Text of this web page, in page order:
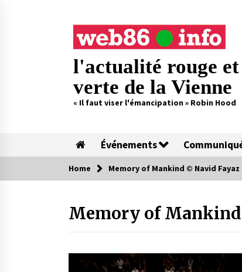
l'actualité rouge et
verte de la Vienne
« Il faut viser l'émancipation » Robin Hood
Événements
Home Memory of Mankind © Navid Fayaz
Memory of